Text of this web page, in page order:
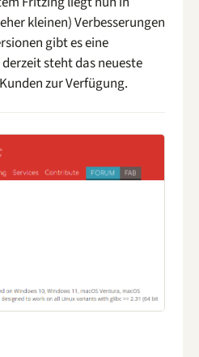
kleinen) Verbesserungen
gibt es eine
steht das neueste
zur Verfügung.